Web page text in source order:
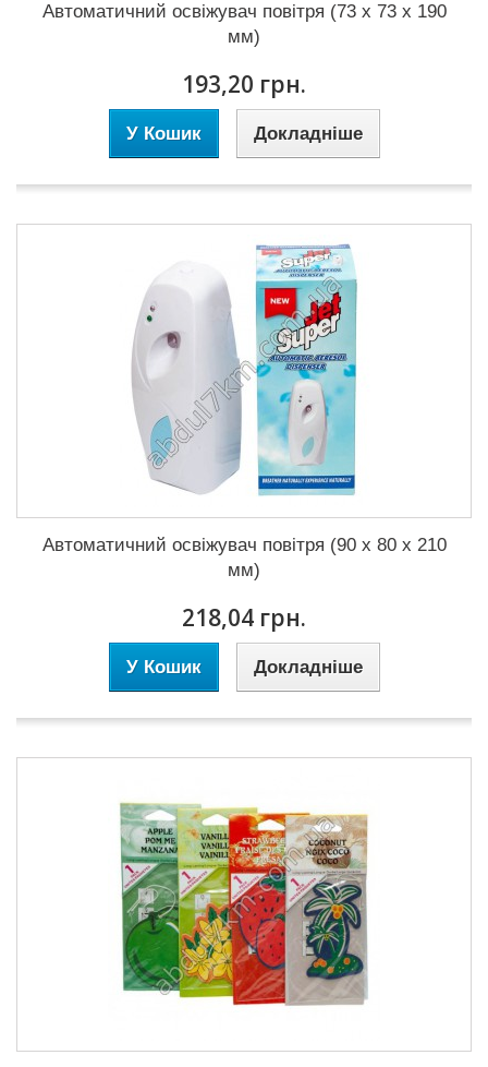
Автоматичний освіжувач повітря (73 х 73 х 190
мм)
193,20 грн.
У Кошик Докладніше
Автоматичний освіжувач повітря (90 х 80 х 210
мм)
218,04 грн.
У Кошик Докладніше